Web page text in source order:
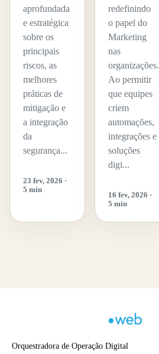
aprofundada
e estratégica
sobre os
principais
riscos, as
melhores
práticas de
mitigação e
a integração
da
segurança...
23 fev, 2026 ·
5 min
redefinindo
o papel do
Marketing
nas
organizações.
Ao permitir
que equipes
criem
automações,
integrações e
soluções
digi...
16 fev, 2026 ·
5 min
Orquestradora de Operação Digital